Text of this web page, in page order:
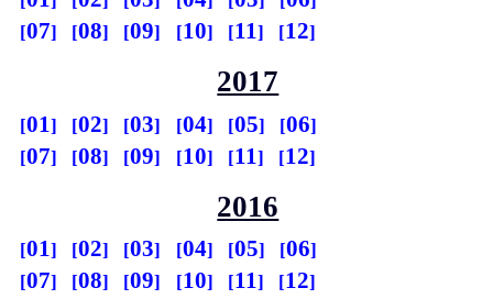
07
08 09 10 11 12
2017
01 02 03 04 05
06
07
08 09 10 11 12
2016
01 02 03 04 05
06
07
08 09 10 11 12